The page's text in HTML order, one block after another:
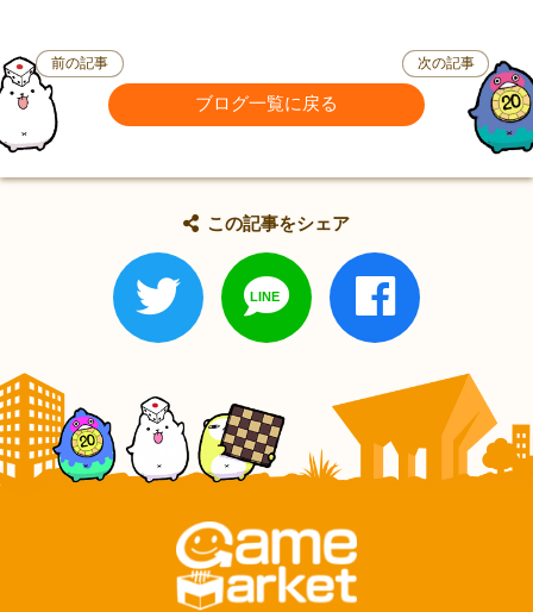
前の記事
ブログ一覧に戻る
次の記事
この記事をシェア